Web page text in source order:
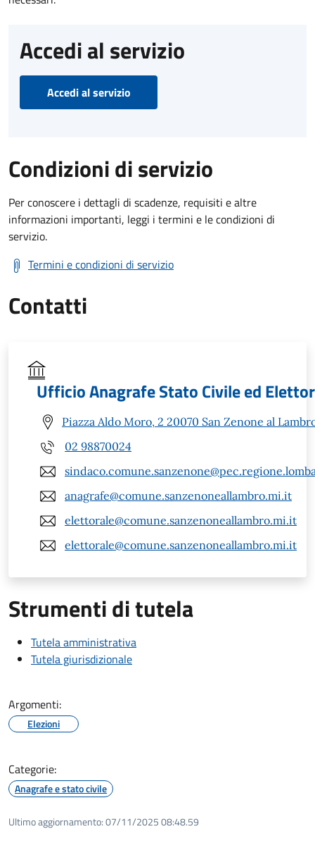
Accedi al servizio
Accedi al servizio
Condizioni di servizio
Per conoscere i dettagli di scadenze, requisiti e altre
informazioni importanti, leggi i termini e le condizioni di
servizio.
Termini e condizioni di servizio
Contatti
Ufficio Anagrafe Stato Civile ed
Piazza Aldo Moro, 2 20070 San Zenone al
02 98870024
anagrafe@comune.sanzenoneallambro.mi.it
elettorale@comune.sanzenoneallambro.mi.it
elettorale@comune.sanzenoneallambro.mi.it
Strumenti di tutela
Tutela amministrativa
Tutela giurisdizionale
Argomenti:
Elezioni
Categorie:
Anagrafe e stato civile
Ultimo aggiornamento:07/11/2025 08:48.59